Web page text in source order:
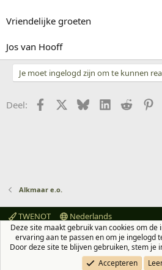
Vriendelijke groeten
Jos van Hooff
Je moet ingelogd zijn om te kunnen
Deel: Facebook BlueskyLinkedIn
Reddit
Alkmaar e.o.
TWENOT
Nederlands
Contact
Voorwaarden en regels
Hoofdpagina
R
S
Community platform by XenForo® © 2010-2026
Deze site maakt gebruik van cookies om
ervaring aan te passen en om je ingelogd
Door deze site te blijven gebruiken, stem je
Accepteren